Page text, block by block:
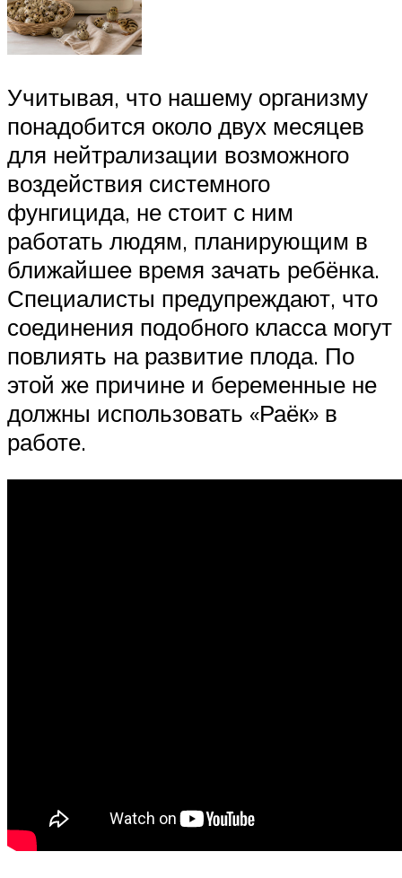
Учитывая, что нашему организму
понадобится около двух месяцев
для нейтрализации возможного
воздействия системного
фунгицида, не стоит с ним
работать людям, планирующим в
ближайшее время зачать ребёнка.
Специалисты предупреждают, что
соединения подобного класса могут
повлиять на развитие плода. По
этой же причине и беременные не
должны использовать «Раёк» в
работе.